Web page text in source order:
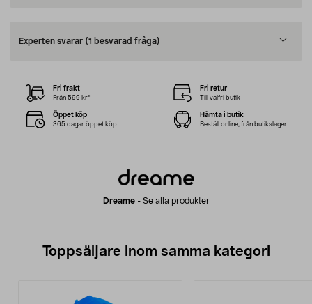
Experten svarar (1 besvarad fråga)
Dreame- Se alla produkter
Fri frakt
Från 599 kr*
Fri retur
Till valfri butik
Öppet köp
365 dagar öppet köp
Hämta i butik
Beställ online, från butikslager
Toppsäljare inom samma kategori